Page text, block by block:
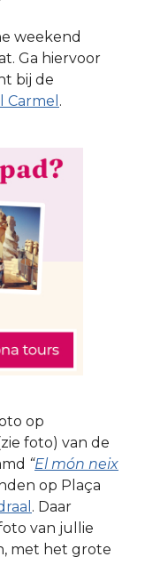
weekend
Ga hiervoor
bij de
Carmel .
op
foto) van de
“El món neix
op Plaça
. Daar
van jullie
met het grote